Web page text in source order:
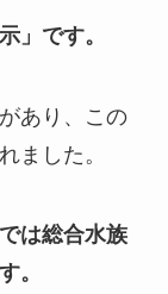
」です。
あり、この
ました。
は総合水族
。